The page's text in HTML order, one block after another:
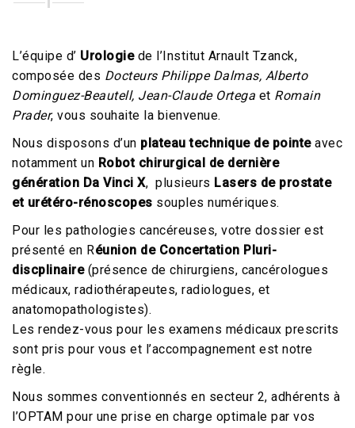
L’équipe d’ Urologiede l’Institut Arnault Tzanck,
composée des Docteurs Philippe Dalmas, Alberto
Dominguez-Beautell, Jean-Claude Ortega et Romain
Prader, vous souhaite la bienvenue.
Nous disposons d’un plateau technique de pointeavec
notamment un Robot chirurgical de dernière
génération Da Vinci X, plusieurs Lasers de prostate
et urétéro-rénoscopes souples numériques.
Pour les pathologies cancéreuses, votre dossier est
présenté en Réunion de Concertation Pluri-
discplinaire(présence de chirurgiens, cancérologues
médicaux, radiothérapeutes, radiologues, et
anatomopathologistes).
Les rendez-vous pour les examens médicaux prescrits
sont pris pour vous et l’accompagnement est notre
règle.
Nous sommes conventionnés en secteur 2, adhérents à
l’OPTAM pour une prise en charge optimale par vos